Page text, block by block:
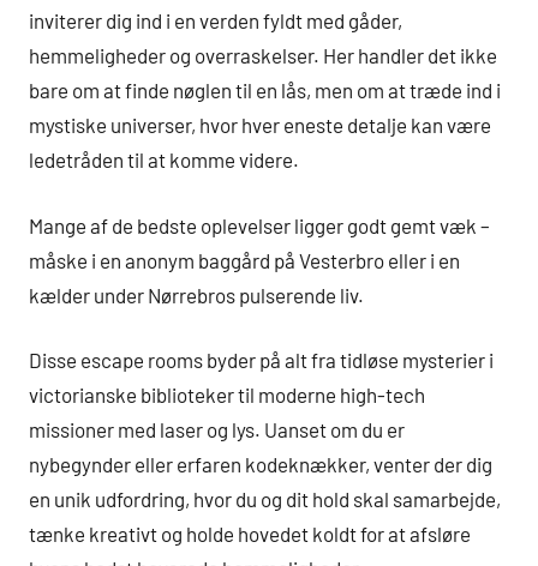
inviterer dig ind i en verden fyldt med gåder,
hemmeligheder og overraskelser. Her handler det ikke
bare om at finde nøglen til en lås, men om at træde ind i
mystiske universer, hvor hver eneste detalje kan være
ledetråden til at komme videre.
Mange af de bedste oplevelser ligger godt gemt væk –
måske i en anonym baggård på Vesterbro eller i en
kælder under Nørrebros pulserende liv.
Disse escape rooms byder på alt fra tidløse mysterier i
victorianske biblioteker til moderne high-tech
missioner med laser og lys. Uanset om du er
nybegynder eller erfaren kodeknækker, venter der dig
en unik udfordring, hvor du og dit hold skal samarbejde,
tænke kreativt og holde hovedet koldt for at afsløre